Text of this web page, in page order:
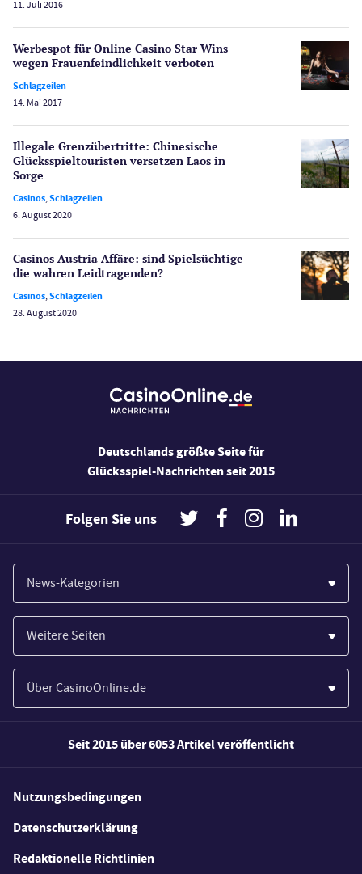
Poker
Schlagzeilen
Spiele
Spielerschutz
Sport
Wetten
Wirtschaft
Merkur Casinos
Casino Testberichte
Bonus Ohne Einzahlung
11. Juli 2016
Werbespot für Online Casino Star Wins
wegen Frauenfeindlichkeit verboten
Schlagzeilen
14. Mai 2017
Illegale Grenzübertritte: Chinesische
Glücksspiel­touristen versetzen Laos in
Sorge
Casinos,Schlagzeilen
6. August 2020
Casinos Austria Affäre: sind Spielsüchtige
die wahren Leidtragenden?
Casinos,Schlagzeilen
28. August 2020
Deutschlands größte Seite für
Glücksspiel-Nachrichten seit 2015
Folgen Sie uns
News-Kategorien
Casinos
Wirtschaft
Spiele
Weitere Seiten
Paypal Casinos
Novoline Casinos
Merkur Casinos
Casino Testberichte
Casino Bonus Angebote
Kostenlose Spiele
Über CasinoOnline.de
Wie wir bewerten
FAQs
Seit 2015 über 6053 Artikel veröffentlicht
Nutzungsbedingungen
Datenschutzerklärung
Redaktionelle Richtlinien